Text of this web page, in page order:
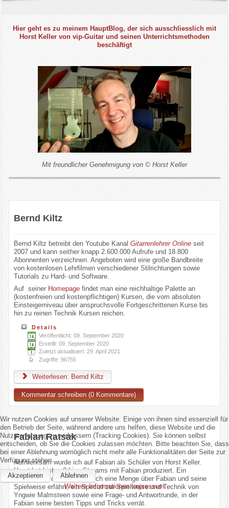
Hier geht es zu meinem HauptBlog, der sich ausschliesslich mit
Horst Keller von vip-Guitar und seinen Unterrichtsmethoden
beschäftigt
Mit freundlicher Genehmigung von © Horst Keller
Bernd Kiltz
Bernd Kiltz betreibt den Youtube Kanal Gitarrenlehrer Onlineseit
2007 und kann seither knapp 2.600.000 Aufrufe und 18.800
Abonnenten verzeichnen. Angeboten wird eine große Bandbreite
von kostenlosen Lehrfilmen verschiedener Stilrichtungen sowie
Tutorials zu Hard- und Software.
Auf seiner Homepagefindet man eine reichhaltige Palette an
(kostenfreien und kostenpflichtigen) Kursen, die vom absoluten
Einsteigerniveau über anspruchsvolle Fortgeschrittenen Kurse bis
hin zu reinen Technik Kursen reichen.
Details
Veröffentlicht: 09. September 2020
Erstellt: 09. September 2020
Zuletzt aktualisiert: 29. April 2021
Zugriffe: 96755
Weiterlesen: Bernd Kiltz
Kommentar schreiben (0 Kommentare)
Fabian Ratsak
Aufmerksam wurde ich auf Fabian als Schüler von Horst Keller.
Horst hat bisher 3 Live Streams mit Fabian produziert. Ein
Interview, in dem man wirklich eine Menge über Fabian und seine
Spielweise erfährt, ein Special zur Spielweise und Technik von
Yngwie Malmsteen sowie eine Frage- und Antwortrunde, in der
Fabian seine besten Tipps und Tricks verrät.
Wir nutzen Cookies auf unserer Website. Einige von ihnen sind essenziell für
den Betrieb der Seite, während andere uns helfen, diese Website und die
Nutzererfahrung zu verbessern (Tracking Cookies). Sie können selbst
entscheiden, ob Sie die Cookies zulassen möchten. Bitte beachten Sie, dass
bei einer Ablehnung womöglich nicht mehr alle Funktionalitäten der Seite zur
Verfügung stehen.
Akzeptieren
Ablehnen
Weitere Informationen Impressum